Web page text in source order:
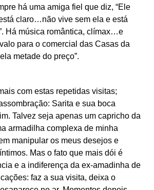
há uma amiga fiel que diz, “Ele
claro…não vive sem ela e está
Há música romântica, clímax…e
para o comercial das Casas da
metade do preço”.
com estas repetidas visitas;
Sarita e sua boca
Talvez seja apenas um capricho da
armadilha complexa de minha
manipular os meus desejos e
Mas o fato que mais dói é
e a indiferença da ex-amadinha de
faz a sua visita, deixa o